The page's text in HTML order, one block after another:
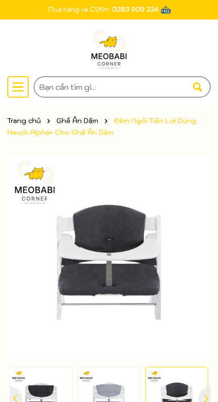
Mua hàng và CSKH: 0383 909 234
Trang chủ Ghế Ăn Dặm
Đệm Ngồi Tiện Lợi Dùng
Hauck Alpha+ Cho Ghế Ăn Dặm